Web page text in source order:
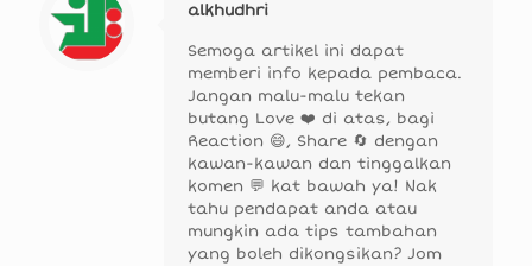
alkhudhri
Semoga artikel ini dapat
memberi info kepada pembaca.
Jangan malu-malu tekan
butang Love ❤️ di atas, bagi
Reaction 😄, Share 🔄 dengan
kawan-kawan dan tinggalkan
komen 💬 kat bawah ya! Nak
tahu pendapat anda atau
mungkin ada tips tambahan
yang boleh dikongsikan? Jom